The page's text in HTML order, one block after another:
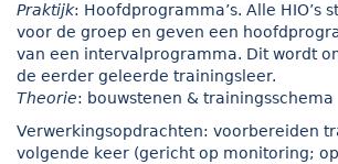
Praktijk: Hoofdprogramma’s. Alle HIO’s
voor de groep en geven een
van een intervalprogramma. Dit wordt
de eerder geleerde trainingsleer.
Theorie: bouwstenen & trainingsschema
Verwerkingsopdrachten: voorbereiden
volgende keer (gericht op monitoring;